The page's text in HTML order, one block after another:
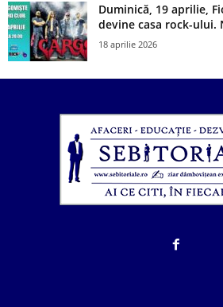
Duminică, 19 aprilie,
devine casa rock-ului.
18 aprilie 2026